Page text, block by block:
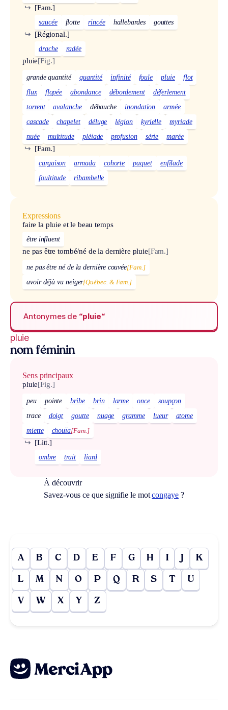
[Fam.]
↪
saucée flotte rincée hallebardes gouttes
[Régional.]
↪
drache radée
pluie[Fig.]
grande quantité quantité infinité foule pluie
flot
flux
flopée abondance débordement
déferlement
torrent
avalanche débauche inondation
armée
cascade
chapelet déluge légion kyrielle
myriade
nuée
multitude pléiade profusion série marée
[Fam.]
↪
cargaison armada cohorte paquet
enfilade
foultitude
ribambelle
Expressions
faire la pluie et le beau temps
être influent
ne pas être tombé/né de la dernière pluie[Fam.]
ne pas être né de la dernière couvée[Fam.]
avoir déjà vu neiger[Québec. & Fam.]
Antonymes de “pluie“
pluie
nom féminin
Sens principaux
pluie[Fig.]
peu pointe bribe brin larme once
soupçon
trace
doigt goutte nuage gramme lueur
atome
miette
chouïa[Fam.]
[Litt.]
↪
ombre trait liard
À découvrir
Savez-vous ce que signifie le motcongaye?
A B C D E F G H I J K
L M N O P Q R S T U
V W X Y Z